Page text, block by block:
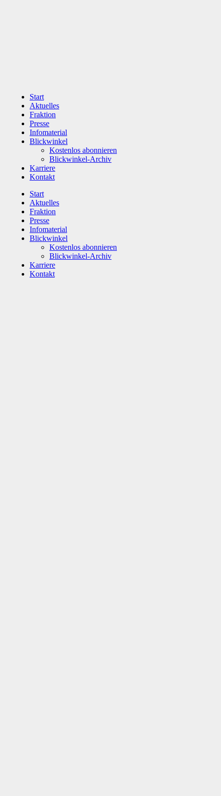
Start
Aktuelles
Fraktion
Presse
Infomaterial
Blickwinkel
Kostenlos abonnieren
Blickwinkel-Archiv
Karriere
Kontakt
Start
Aktuelles
Fraktion
Presse
Infomaterial
Blickwinkel
Kostenlos abonnieren
Blickwinkel-Archiv
Karriere
Kontakt